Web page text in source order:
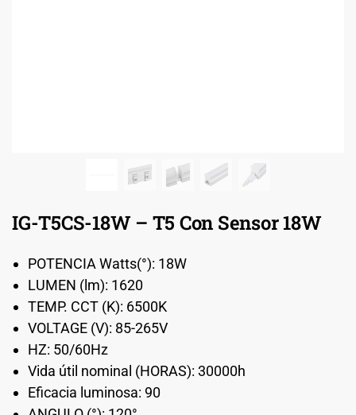
IG-T5CS-18W – T5 Con Sensor 18W
POTENCIA Watts(°): 18W
LUMEN (lm): 1620
TEMP. CCT (K): 6500K
VOLTAGE (V): 85-265V
HZ: 50/60Hz
Vida útil nominal (HORAS): 30000h
Eficacia luminosa: 90